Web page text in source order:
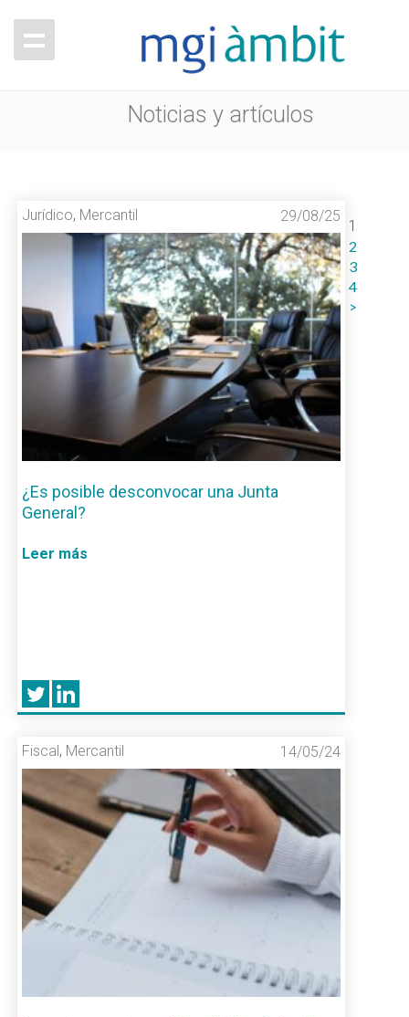
Noticias y artículos
Jurídico, Mercantil 29/08/25
¿Es posible desconvocar una Junta
General?
Leer más
Fiscal , Mercantil 14/05/24
1
2
3
4
>